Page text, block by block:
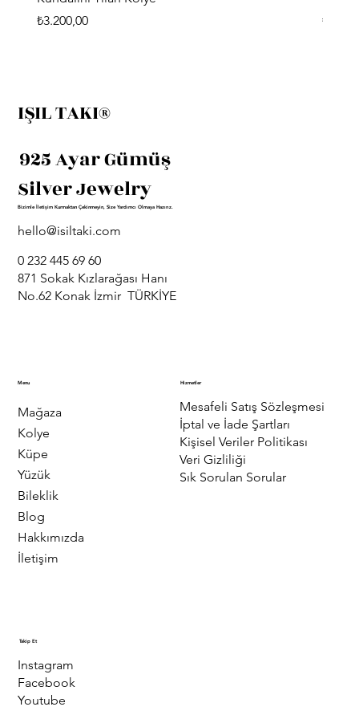
Fiyat
₺3.200,00
Fiyat
IŞIL TAKI®
925 Ayar Gümüş
Silver Jewelry
Bizimle İletişim Kurmaktan Çekinmeyin, Size Yardımcı Olmaya Hazırız.
hello@isiltaki.com
0 232 445 69 60
871 Sokak Kızlarağası Hanı
No.62 Konak İzmir TÜRKİYE
Menu
Mağaza
Kolye
Küpe
Yüzük
Bileklik
Blog
Hakkımızda
İletişim
Hizmetler
Mesafeli Satış Sözleşmesi
İptal ve İade Şartları
Kişisel Veriler Politikası
Veri Gizliliği
Sık Sorulan Sorular
Takip Et
Instagram
Facebook
Youtube